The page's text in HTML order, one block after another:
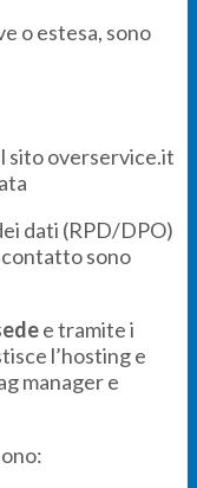
o estesa, sono
sito overservice.it
dati (RPD/DPO)
contatto sono
e tramite i
l’hosting e
manager e